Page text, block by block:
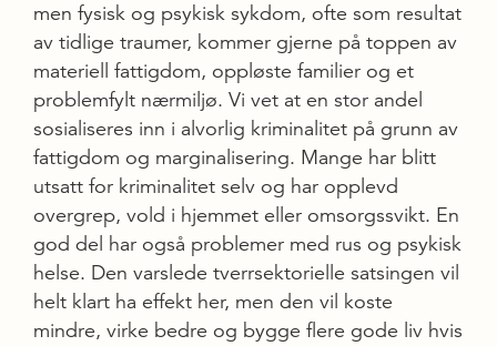
men fysisk og psykisk sykdom, ofte som resultat
av tidlige traumer, kommer gjerne på toppen av
materiell fattigdom, oppløste familier og et
problemfylt nærmiljø. Vi vet at en stor andel
sosialiseres inn i alvorlig kriminalitet på grunn av
fattigdom og marginalisering. Mange har blitt
utsatt for kriminalitet selv og har opplevd
overgrep, vold i hjemmet eller omsorgssvikt. En
god del har også problemer med rus og psykisk
helse. Den varslede tverrsektorielle satsingen vil
helt klart ha effekt her, men den vil koste
mindre, virke bedre og bygge flere gode liv hvis